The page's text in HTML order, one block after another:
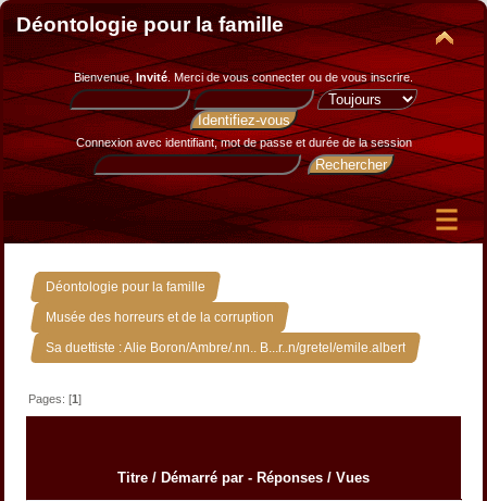
Déontologie pour la famille
Bienvenue, Invité. Merci devous connecter ou de vous inscrire.
Connexion avec identifiant, mot de passe et durée de la session
Déontologie pour la famille »
Musée des horreurs et de la corruption »
Sa duettiste : Alie Boron/Ambre/.nn.. B...r..n/gretel/emile.albert
Pages: [1]
Titre / Démarré par - Réponses / Vues